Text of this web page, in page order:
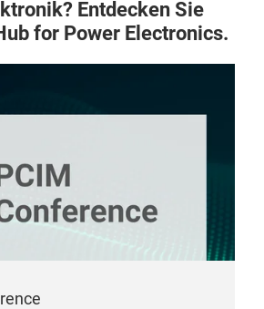
Entdecken Sie
for Power Electronics.